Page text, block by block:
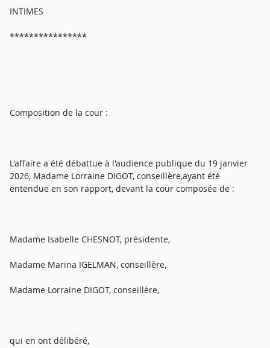
INTIMES
****************
Composition de la cour :
L'affaire a été débattue à l'audience publique du 19 janvier
2026, Madame Lorraine DIGOT, conseillère,ayant été
entendue en son rapport, devant la cour composée de :
Madame Isabelle CHESNOT, présidente,
Madame Marina IGELMAN, conseillère,
Madame Lorraine DIGOT, conseillère,
qui en ont délibéré,